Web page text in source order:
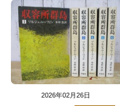
2026年02月26日